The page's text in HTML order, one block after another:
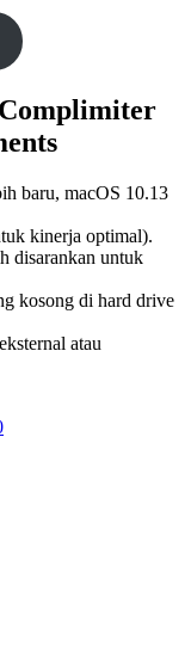
baru, macOS 10.13
kinerja optimal).
disarankan untuk
kosong di hard drive
atau